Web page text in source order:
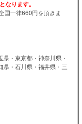
なります。
国一律660円を頂きま
・東京都・神奈川県・
県・石川県・福井県・三